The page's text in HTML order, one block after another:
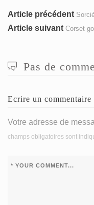
Navigation
de
Article précédent
Article suivant Article
Corset
Pas de
Ecrire un commentaire
Votre adresse de
champs obligatoires sont